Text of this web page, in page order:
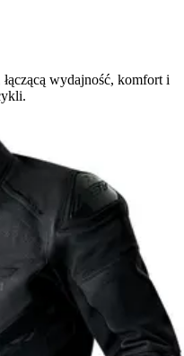
wydajność, komfort i